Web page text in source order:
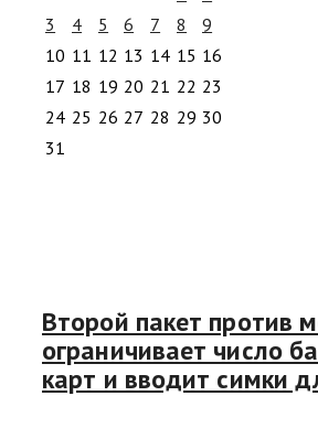
3
4 5 6 7 8
9
10 11 12 13 14 15 16
17 18 19 20 21 22 23
24 25 26 27 28 29 30
31
Второй пакет против
ограничивает число
карт и вводит симки